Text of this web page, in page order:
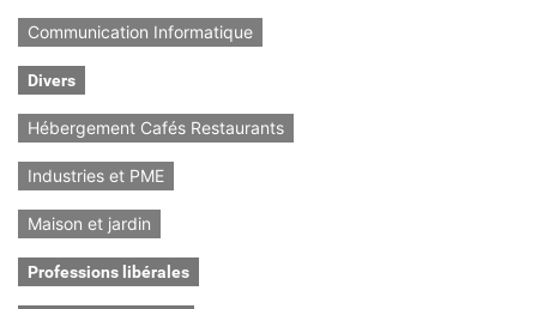
Communication Informatique
Divers
Hébergement Cafés Restaurants
Industries et PME
Maison et jardin
Professions libérales